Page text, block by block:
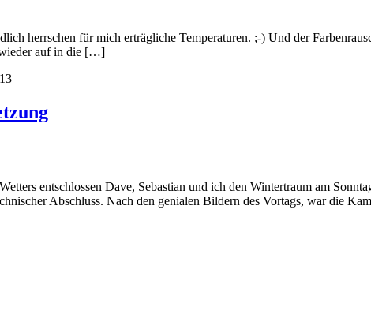
herrschen für mich erträgliche Temperaturen. ;-) Und der
auf in die […]
entschlossen Dave, Sebastian und ich den Wintertraum am
Abschluss. Nach den genialen Bildern des Vortags, war die